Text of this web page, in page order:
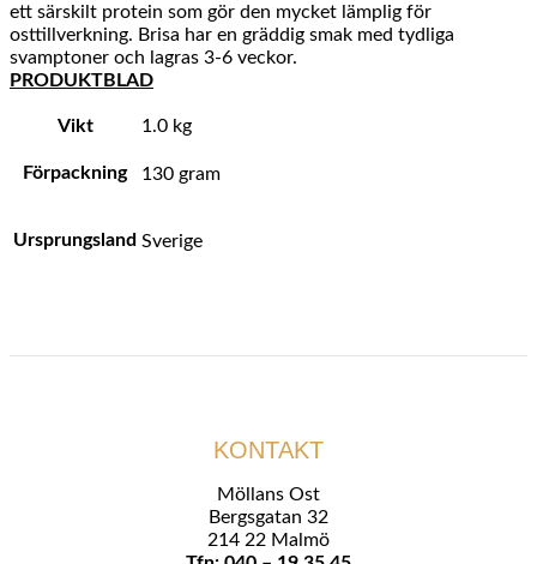
ett särskilt protein som gör den mycket lämplig för
osttillverkning. Brisa har en gräddig smak med tydliga
svamptoner och lagras 3-6 veckor.
PRODUKTBLAD
Vikt 1.0 kg
Förpackning 130 gram
Ursprungsland Sverige
KONTAKT
Möllans Ost
Bergsgatan 32
214 22 Malmö